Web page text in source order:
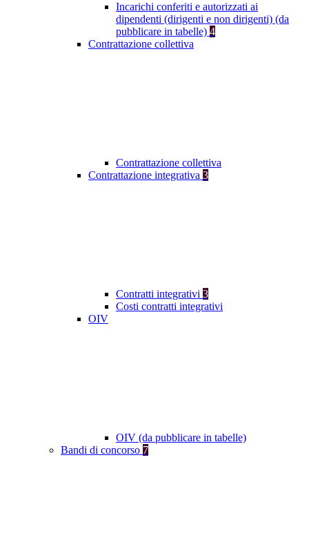
Incarichi conferiti e autorizzati ai
dipendenti (dirigenti e non dirigenti) (da
pubblicare in tabelle) 4
Contrattazione collettiva
Contrattazione collettiva
Contrattazione integrativa 3
Contratti integrativi 3
Costi contratti integrativi
OIV
OIV (da pubblicare in tabelle)
Bandi di concorso 7